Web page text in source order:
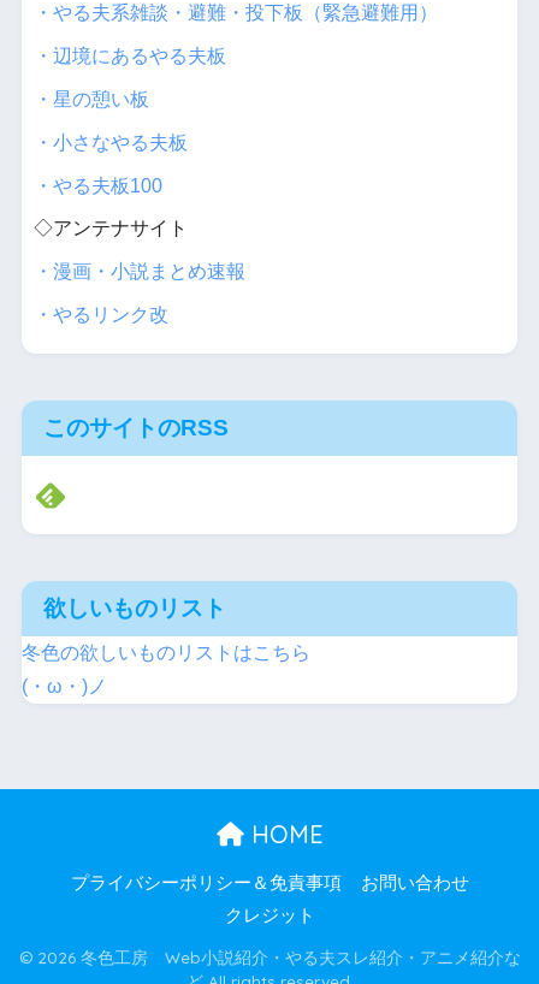
・やる夫系雑談・避難・投下板（緊急避難用）
・辺境にあるやる夫板
・星の憩い板
・小さなやる夫板
・やる夫板100
◇アンテナサイト
・漫画・小説まとめ速報
・やるリンク改
このサイトのRSS
欲しいものリスト
冬色の欲しいものリストはこちら
(・ω・)ノ
HOME
プライバシーポリシー＆免責事項
お問い合わせ
クレジット
© 2026 冬色工房 Web小説紹介・やる夫スレ紹介・アニメ紹介な